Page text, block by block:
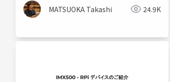
MATSUOKA Takashi 24.9K